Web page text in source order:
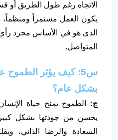
الاتجاه رغم طول الطريق أو
يكون العمل مستمراً
الذي هو في الأساس مجرد رأي
المتواصل.
س5: كيف يؤثر الطموح
بشكل عام؟
ج: الطموح يمنح حياة
يحسن من جودتها بشكل
السعادة والرضا الذاتي،